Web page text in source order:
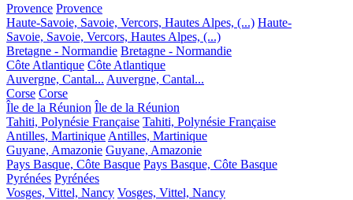
Provence Provence
Haute-Savoie, Savoie, Vercors, Hautes Alpes, (...) Haute-
Savoie, Savoie, Vercors, Hautes Alpes, (...)
Bretagne - Normandie Bretagne - Normandie
Côte Atlantique Côte Atlantique
Auvergne, Cantal... Auvergne, Cantal...
Corse Corse
Île de la Réunion Île de la Réunion
Tahiti, Polynésie Française Tahiti, Polynésie Française
Antilles, Martinique Antilles, Martinique
Guyane, Amazonie Guyane, Amazonie
Pays Basque, Côte Basque Pays Basque, Côte Basque
Pyrénées Pyrénées
Vosges, Vittel, Nancy Vosges, Vittel, Nancy